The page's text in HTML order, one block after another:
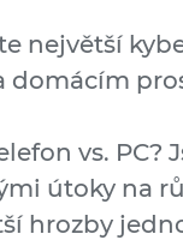
největší
domácím
vs. PC?
útoky na
hrozby